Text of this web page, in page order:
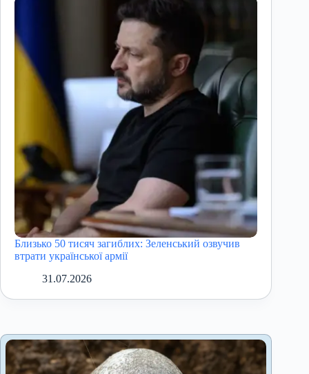
Близько 50 тисяч загиблих: Зеленський озвучив
втрати української армії
31.07.2026